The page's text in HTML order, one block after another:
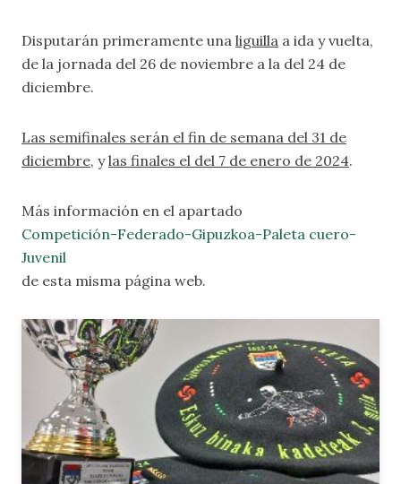
Disputarán primeramente una liguilla a ida y vuelta,
de la jornada del 26 de noviembre a la del 24 de
diciembre.
Las semifinales serán el fin de semana del 31 de
diciembre, ylas finales el del 7 de enero de 2024.
Más información en el apartado
Competición-Federado-Gipuzkoa-Paleta cuero-
Juvenil
de esta misma página web.